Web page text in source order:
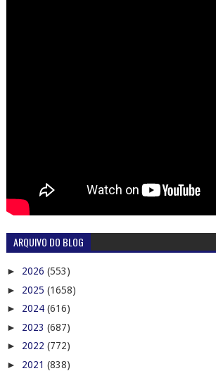
ARQUIVO DO BLOG
► 2026 (553)
► 2025 (1658)
► 2024 (616)
► 2023 (687)
► 2022 (772)
► 2021 (838)